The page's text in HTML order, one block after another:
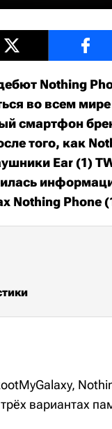
Nothing
во всем
смартфон
того, как
Ear (1)
Nothing Phone
вариантах